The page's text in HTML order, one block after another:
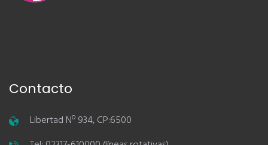
Contacto
Libertad Nº 934, CP:6500